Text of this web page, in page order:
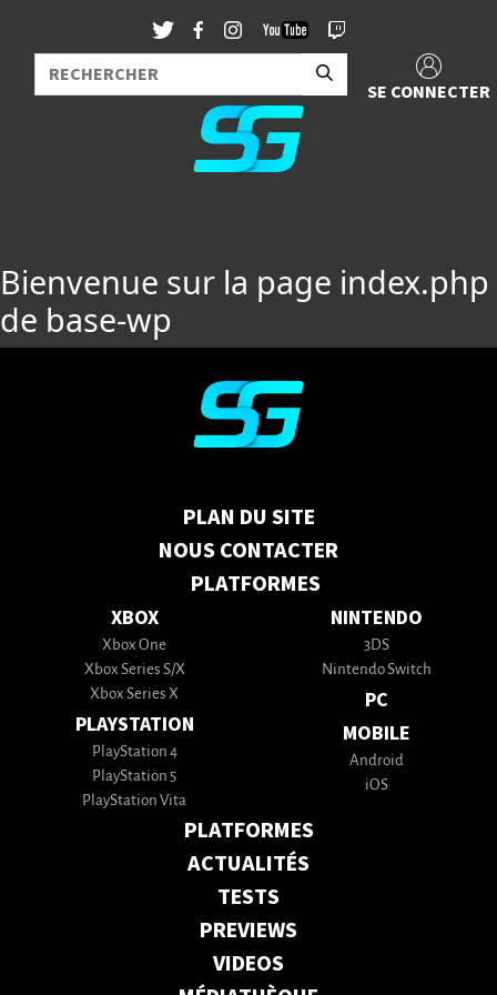
SE CONNECTER
Bienvenue sur la page index.php
de base-wp
PLAN DU SITE
NOUS CONTACTER
PLATFORMES
XBOX
Xbox One
Xbox Series S/X
Xbox Series X
PLAYSTATION
PlayStation 4
PlayStation 5
PlayStation Vita
NINTENDO
3DS
Nintendo Switch
PC
MOBILE
Android
iOS
PLATFORMES
ACTUALITÉS
TESTS
PREVIEWS
VIDEOS